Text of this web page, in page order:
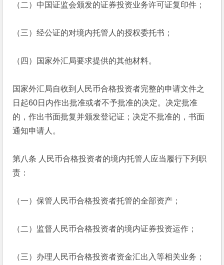
（二）中国证监会颁发的证券投资业务许可证复印件；
（三）经公证的对境内托管人的授权委托书；
（四）国家外汇局要求提供的其他材料。
国家外汇局自收到人民币合格投资者完整的申请文件之
日起60日内作出批准或者不予批准的决定。决定批准
的，作出书面批复并颁发登记证；决定不批准的，书面
通知申请人。
第八条 人民币合格投资者的境内托管人应当履行下列职
责：
（一）保管人民币合格投资者托管的全部资产；
（二）监督人民币合格投资者的境内证券投资运作；
（三）办理人民币合格投资者资金汇出入等相关业务；